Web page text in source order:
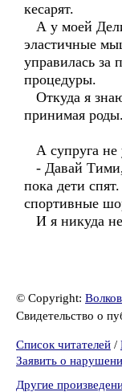
кесарят.
А у моей
эластичные
управилась за
процедуры.
Откуда я
принимая роды.
А супруга не
- Давай Тими,
пока дети
спортивные
И я никуда
© Copyright:
Свидетельство о
Список читателей /
Заявить о
Другие